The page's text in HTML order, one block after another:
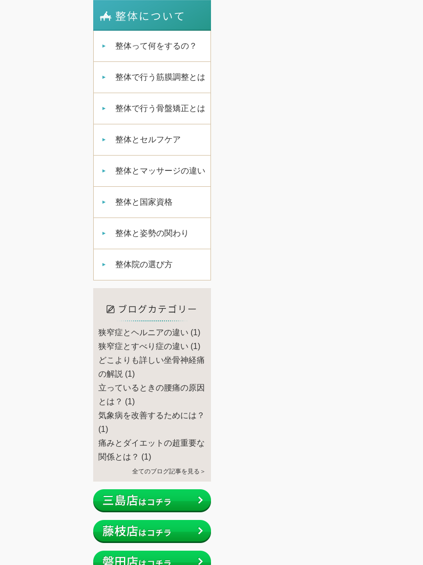
整体って何をするの？
整体で行う筋膜調整とは
整体で行う骨盤矯正とは
整体とセルフケア
整体とマッサージの違い
整体と国家資格
整体と姿勢の関わり
整体院の選び方
狭窄症とヘルニアの違い (1)
狭窄症とすべり症の違い (1)
どこよりも詳しい坐骨神経痛
の解説 (1)
立っているときの腰痛の原因
とは？ (1)
気象病を改善するためには？
(1)
痛みとダイエットの超重要な
関係とは？ (1)
全てのブログ記事を見る＞